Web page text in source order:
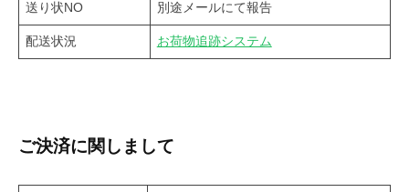
送り状NO 別途メールにて報告
配送状況 お荷物追跡システム
ご決済に関しまして